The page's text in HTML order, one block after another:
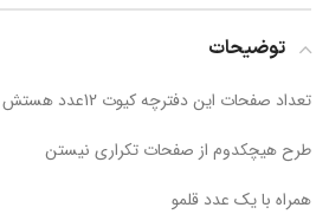
توضیحات
تعداد صفحات این دفترچه کیوت 12عدد هستش
طرح هیچکدوم از صفحات تکراری نیستن
همراه با یک عدد قلمو